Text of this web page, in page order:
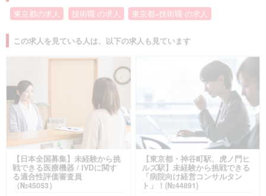
東京都の求人 技術職 の求人 東京都×技術職 の求人
この求人を見ている人は、以下の求人も見ています
【日本全国募集】未経験から挑
戦できる医療機器 / IVDに関す
る適合性評価審査員
（№45053）
【東京都・神谷町駅、虎ノ門ヒ
ルズ駅】未経験から挑戦できる
「病院向け経営コンサルタン
ト」！(№44891)